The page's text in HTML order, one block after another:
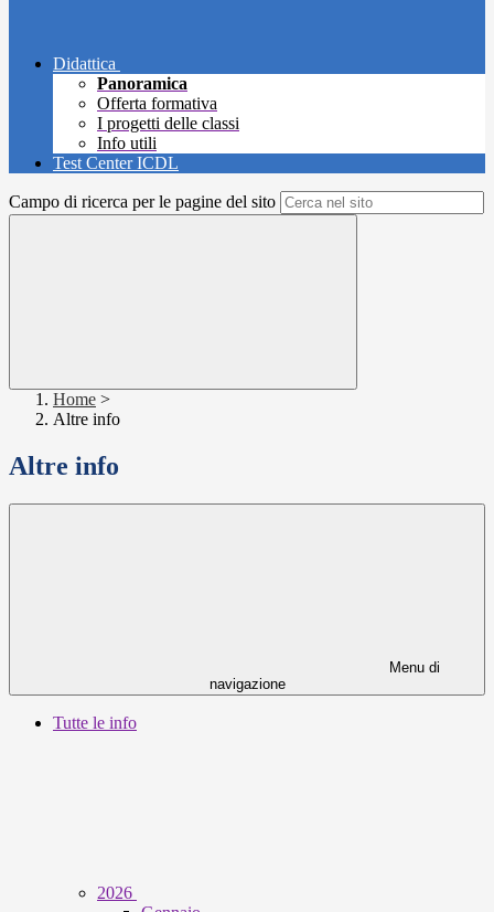
Didattica
Panoramica
Offerta formativa
I progetti delle classi
Info utili
Test Center ICDL
Campo di ricerca per le pagine del sito
Home >
Altre info
Altre info
Menu di
navigazione
Tutte le info
2026